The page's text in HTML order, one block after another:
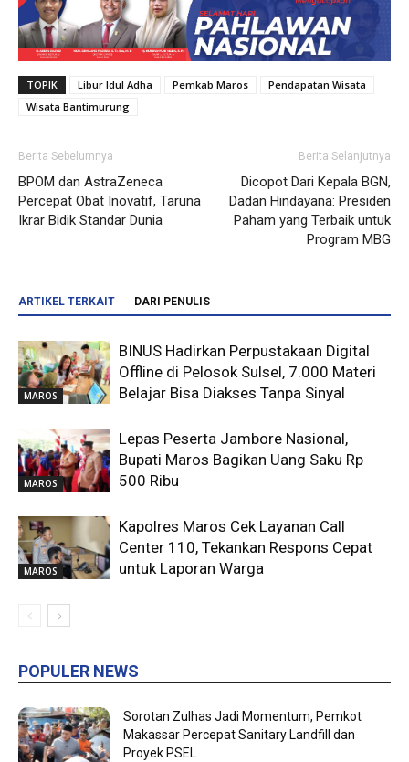
TOPIK Libur Idul Adha Pemkab Maros
Pendapatan Wisata
Wisata Bantimurung
Berita Sebelumnya
BPOM dan AstraZeneca
Percepat Obat Inovatif, Taruna
Ikrar Bidik Standar Dunia
Berita Selanjutnya
Dicopot Dari Kepala BGN,
Dadan Hindayana: Presiden
Paham yang Terbaik untuk
Program MBG
ARTIKEL TERKAIT DARI PENULIS
MAROS
BINUS Hadirkan Perpustakaan Digital
Offline di Pelosok Sulsel, 7.000 Materi
Belajar Bisa Diakses Tanpa Sinyal
MAROS
Lepas Peserta Jambore Nasional,
Bupati Maros Bagikan Uang Saku Rp
500 Ribu
MAROS
Kapolres Maros Cek Layanan Call
Center 110, Tekankan Respons Cepat
untuk Laporan Warga
POPULER NEWS
Sorotan Zulhas Jadi Momentum, Pemkot
Makassar Percepat Sanitary Landfill dan
Proyek PSEL